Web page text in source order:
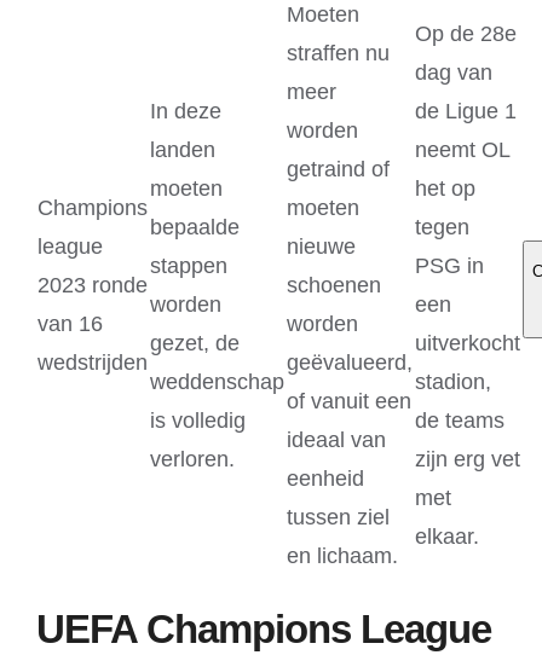
Champions
league
2023 ronde
van 16
wedstrijden
In deze
landen
moeten
bepaalde
stappen
worden
gezet, de
weddenschap
is volledig
verloren.
Moeten
straffen nu
meer
worden
getraind of
moeten
nieuwe
schoenen
worden
geëvalueerd,
of vanuit een
ideaal van
eenheid
tussen ziel
en lichaam.
Op de 28e
dag van
de Ligue 1
neemt OL
het op
tegen
PSG in
een
uitverkocht
stadion,
de teams
zijn erg vet
met
elkaar.
UEFA Champions League